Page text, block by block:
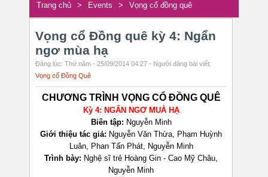
Trang chủ > Events > Vọng cổ đồng quê
Vọng cổ Đồng quê kỳ 4: Ngẩn
ngơ mùa hạ
Đăng lúc: Thứ năm - 25/09/2014 04:27 - Người đăng bài viết:
Vọng cổ Đồng Quê
CHƯƠNG TRÌNH VỌNG CỔ ĐỒNG QUÊ
Kỳ 4: NGẨN NGƠ MUÀ HẠ
Biên tập: Nguyễn Minh
Giới thiệu tác giả: Nguyễn Văn Thừa, Phạm Huỳnh
Luân, Phan Tấn Phát, Nguyễn Minh
Trình bày: Nghệ sĩ trẻ Hoàng Gin - Cao Mỹ Châu,
Nguyễn Minh